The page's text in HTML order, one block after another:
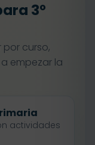
3º
curso,
empezar la
actividades